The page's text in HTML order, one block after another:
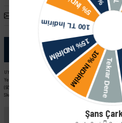
Fiyatı Düşünce
Ürün Bilgisi
UYUMLU ARAÇ VE MOTOR TIPLERI: Skoda Felicia Combi
YeniYüz Skoda Favorit L EM (89-92) Skoda Forman LX YM
(93-95) Skoda Favorit Pick-Up LX YM (93-95) Skoda Favorit
Skoda Felicia 1.3 MPI
Şans